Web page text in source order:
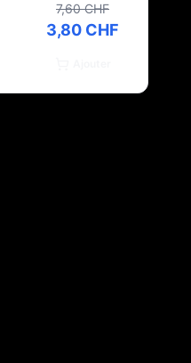
7,60 CHF
3,80 CHF